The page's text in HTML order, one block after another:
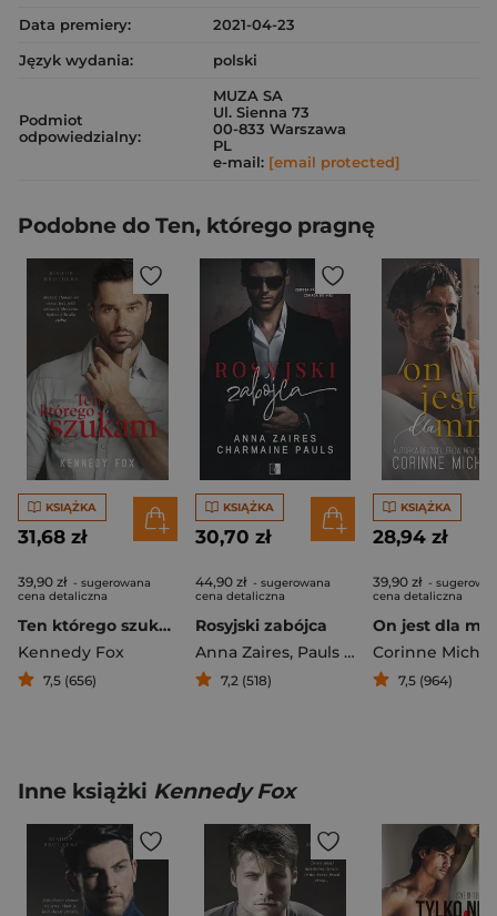
Data premiery:
2021-04-23
Język wydania:
polski
Podmiot
odpowiedzialny:
MUZA SA
Ul. Sienna 73
00-833 Warszawa
PL
e-mail: [email protected]
Podobne do Ten, którego pragnę
KSIĄŻKA
31,68 zł
39,90 zł - sugerowana
cena detaliczna
Ten którego szukam
Kennedy Fox
7,5 (656)
KSIĄŻKA
30,70 zł
44,90 zł - sugerowana
cena detaliczna
Rosyjski zabójca
Anna Zaires, Pauls Charmaine
7,2 (518)
KSIĄŻKA
28,94 zł
39,90 zł -
cena detaliczna
On jest dla
Corinne
7,5 (964)
Inne książki Kennedy Fox